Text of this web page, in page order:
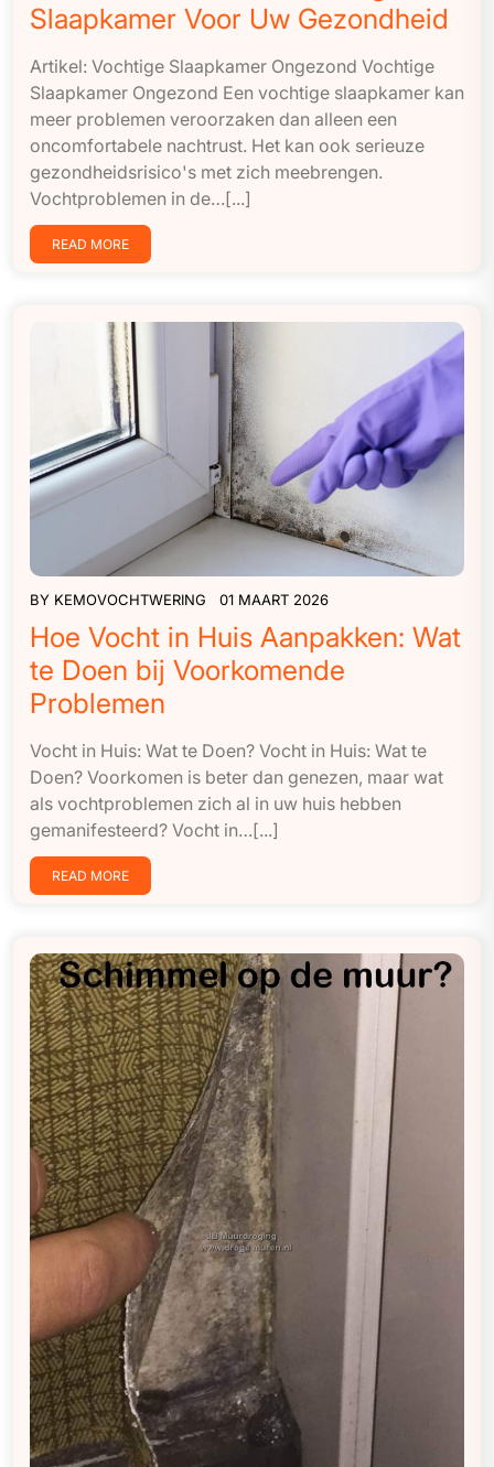
Slaapkamer Voor Uw Gezondheid
Artikel: Vochtige Slaapkamer Ongezond Vochtige
Slaapkamer Ongezond Een vochtige slaapkamer kan
meer problemen veroorzaken dan alleen een
oncomfortabele nachtrust. Het kan ook serieuze
gezondheidsrisico's met zich meebrengen.
Vochtproblemen in de…[...]
READ MORE
BY KEMOVOCHTWERING 01 MAART 2026
Hoe Vocht in Huis Aanpakken: Wat
te Doen bij Voorkomende
Problemen
Vocht in Huis: Wat te Doen? Vocht in Huis: Wat te
Doen? Voorkomen is beter dan genezen, maar wat
als vochtproblemen zich al in uw huis hebben
gemanifesteerd? Vocht in…[...]
READ MORE